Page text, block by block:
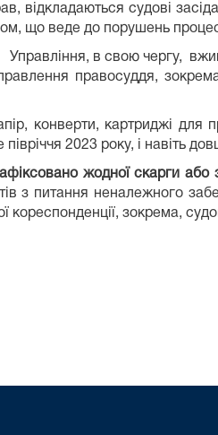
відкладаються судові
що веде до порушень
в свою чергу,
правосуддя,
конверти, картриджі
2023 року, і навіть
жодної скарги або
з питання неналежного
зокрема,